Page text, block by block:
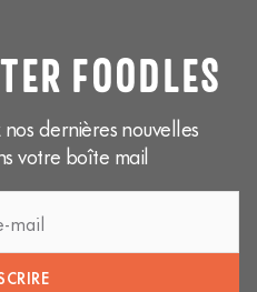
FOODLES
dernières nouvelles
votre boîte mail